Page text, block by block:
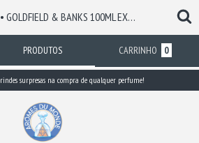
SILKY WOODS ELIXIR • GOLDFIELD & BANKS 100ML EXTRAIT DE PARFUM
PRODUTOS CARRINHO 0
surpresas na compra de qualquer perfume!